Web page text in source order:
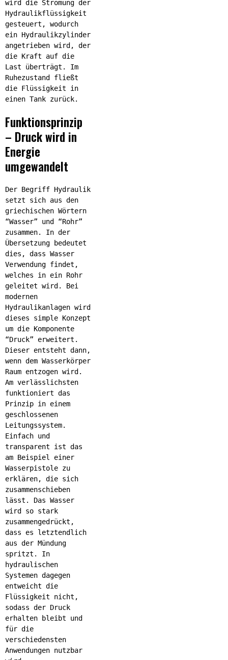
wird die Strömung der
Hydraulikflüssigkeit
gesteuert, wodurch
ein Hydraulikzylinder
angetrieben wird, der
die Kraft auf die
Last überträgt. Im
Ruhezustand fließt
die Flüssigkeit in
einen Tank zurück.
Funktionsprinzip
– Druck wird in
Energie
umgewandelt
Der Begriff Hydraulik
setzt sich aus den
griechischen Wörtern
“Wasser” und “Rohr”
zusammen. In der
Übersetzung bedeutet
dies, dass Wasser
Verwendung findet,
welches in ein Rohr
geleitet wird. Bei
modernen
Hydraulikanlagen wird
dieses simple Konzept
um die Komponente
“Druck” erweitert.
Dieser entsteht dann,
wenn dem Wasserkörper
Raum entzogen wird.
Am verlässlichsten
funktioniert das
Prinzip in einem
geschlossenen
Leitungssystem.
Einfach und
transparent ist das
am Beispiel einer
Wasserpistole zu
erklären, die sich
zusammenschieben
lässt. Das Wasser
wird so stark
zusammengedrückt,
dass es letztendlich
aus der Mündung
spritzt. In
hydraulischen
Systemen dagegen
entweicht die
Flüssigkeit nicht,
sodass der Druck
erhalten bleibt und
für die
verschiedensten
Anwendungen nutzbar